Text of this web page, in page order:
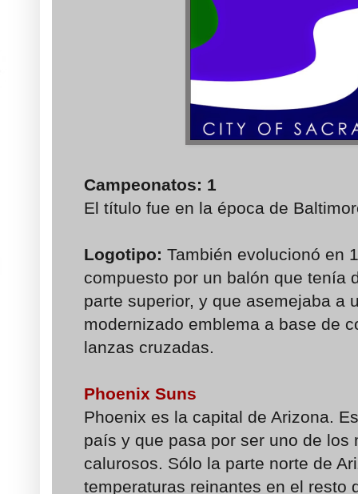
Campeonatos: 1
El título fue en la época de
Logotipo: También evolucionó en
compuesto por un balón que tenía
parte superior, y que asemejaba a
modernizado emblema a base de
lanzas cruzadas.
Phoenix Suns
Phoenix es la capital de Arizona.
país y que pasa por ser uno de los
calurosos. Sólo la parte norte de
temperaturas reinantes en el resto